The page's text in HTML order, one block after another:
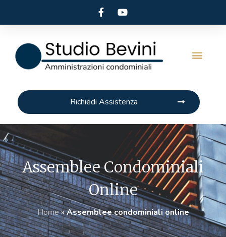
Richiedi Assistenza
Assemblee Condominiali
Online
Home»Assemblee condominiali online